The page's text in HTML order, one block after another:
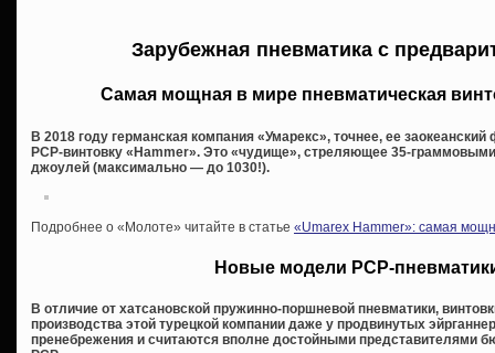
Зарубежная пневматика с
Самая мощная в мире пневматическая
В 2018 году германская компания «Умарекс», точнее, ее
PCP-винтовку «Hammer». Это «чудище», стреляющее 35-
джоулей (максимально — до 1030!).
Подробнее о «Молоте» читайте в статье «Umarex Hammer»: самая
Новые модели PCP-
В отличие от хатсановской пружинно-поршневой пневматики,
производства этой турецкой компании даже у продвинутых
пренебрежения и считаются вполне достойными представителями